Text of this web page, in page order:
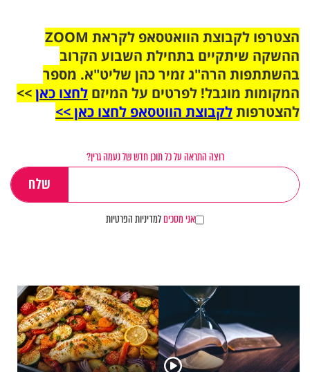
הצטרפו לקבוצת הוואטסאפ לקראת ZOOM
ההשקה שיתקיים בתחילת השבוע הקרוב
בהשתתפות הרה"ג זמיר כהן שליט"א. מספר
המקומות מוגבל! לפרטים על המיזם לחצו כאן>>
להצטרפותלקבוצת הווטסאפ לחצו כאן >>
רוצה התראה על כל תוכן חדש של נעמה גרין?
אני מסכיםלמדיניות הפרטיות